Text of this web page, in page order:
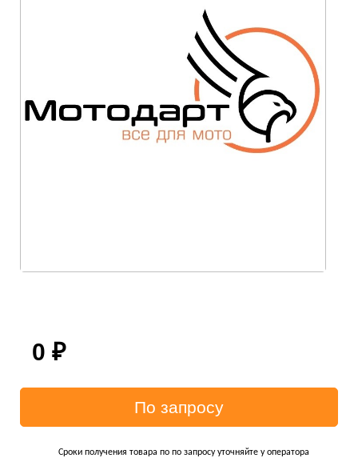
0 ₽
Сроки получения товара по по запросу уточняйте у оператора